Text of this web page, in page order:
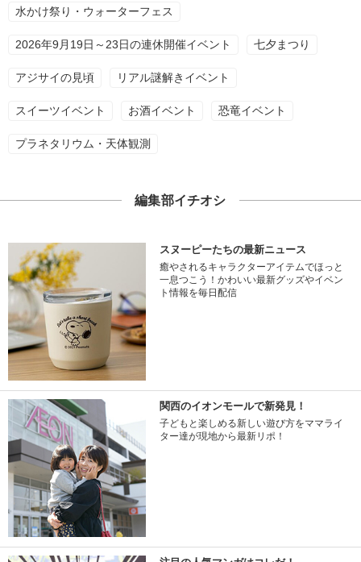
水かけ祭り・ウォーターフェス
2026年9月19日～23日の連休開催イベント 七夕まつり
アジサイの見頃 リアル謎解きイベント
スイーツイベント お酒イベント 恐竜イベント
プラネタリウム・天体観測
編集部イチオシ
スヌーピーたちの最新ニュース
癒やされるキャラクターアイテムでほっと
一息つこう！かわいい最新グッズやイベン
ト情報を毎日配信
関西のイオンモールで新発見！
子どもと楽しめる新しい遊び方をママライ
ター達が現地から最新リポ！